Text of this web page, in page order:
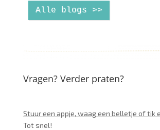
Alle blogs >>
Vragen? Verder praten?
Stuur een appje, waag een belletje of tik
Tot snel!